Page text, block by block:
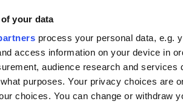
your data
process your personal data, e.g.
access information on your device in
audience research and
purposes. Your privacy choices are
choices. You can change or withdraw